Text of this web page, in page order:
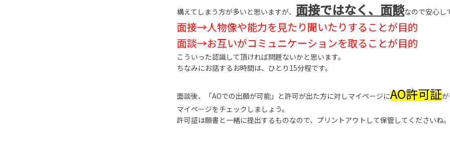
構えてしまう方が多いと思いますが、 面接ではなく、面談なので安心し
面接→人物像や能力を見たり聞いたりすることが目的
面談→お互いがコミュニケーションを取ることが目的
こういった認識して頂ければ問題ないかと思います。
ちなみにお話するお時間は、ひとり15分程です。
面談後、「AOでの出願が可能」と許可が出た方に対しマイページにAO許可証
マイページをチェックしましょう。
許可証は願書と一緒に提出するものなので、プリントアウトして保管してくださいね。